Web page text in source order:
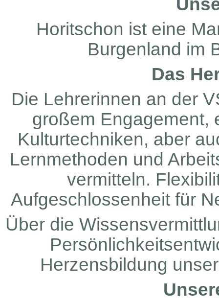
Horitschon ist eine
Burgenland im
Das
Die Lehrerinnen an der
großem Engagement,
Kulturtechniken, aber
Lernmethoden und
vermitteln.
Aufgeschlossenheit für
Über die
Herzensbildung